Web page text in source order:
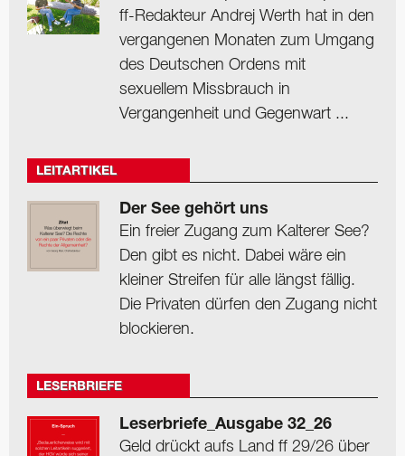
ff-Redakteur Andrej Werth hat in den
vergangenen Monaten zum Umgang
des Deutschen Ordens mit
sexuellem Missbrauch in
Vergangenheit und Gegenwart ...
LEITARTIKEL
Der See gehört uns
Ein freier Zugang zum Kalterer See?
Den gibt es nicht. Dabei wäre ein
kleiner Streifen für alle längst fällig.
Die Privaten dürfen den Zugang nicht
blockieren.
LESERBRIEFE
Leserbriefe_Ausgabe 32_26
Geld drückt aufs Land ff 29/26 über